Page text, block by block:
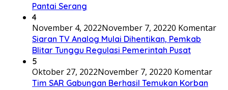
Pantai Serang
4
November 4, 2022November 7, 20220 Komentar
Siaran TV Analog Mulai Dihentikan, Pemkab
Blitar Tunggu Regulasi Pemerintah Pusat
5
Oktober 27, 2022November 7, 20220 Komentar
Tim SAR Gabungan Berhasil Temukan Korban